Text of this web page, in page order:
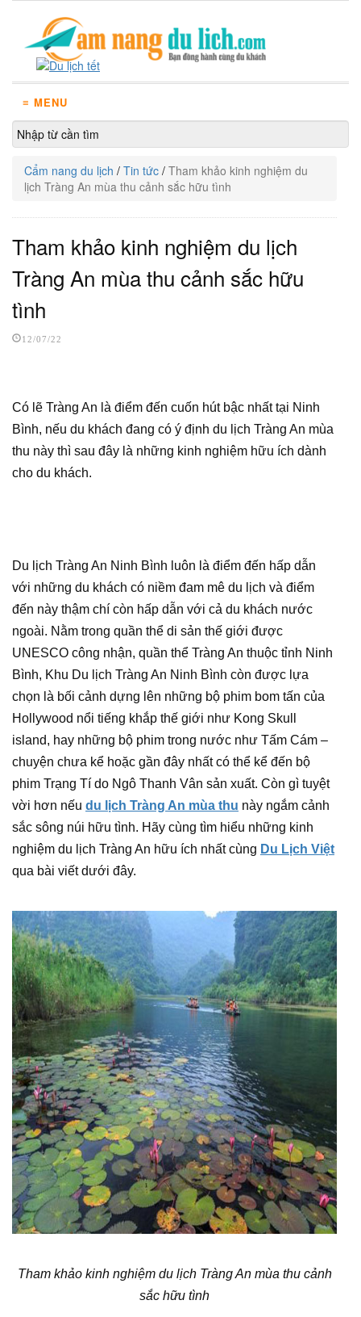
≡ MENU
Cẩm nang du lịch / Tin tức / Tham khảo kinh nghiệm du
lịch Tràng An mùa thu cảnh sắc hữu tình
Tham khảo kinh nghiệm du lịch
Tràng An mùa thu cảnh sắc hữu
tình
12/07/22
Có lẽ Tràng An là điểm đến cuốn hút bậc nhất tại Ninh
Bình, nếu du khách đang có ý định du lịch Tràng An mùa
thu này thì sau đây là những kinh nghiệm hữu ích dành
cho du khách.
Du lịch Tràng An Ninh Bình luôn là điểm đến hấp dẫn
với những du khách có niềm đam mê du lịch và điểm
đến này thậm chí còn hấp dẫn với cả du khách nước
ngoài. Nằm trong quần thể di sản thế giới được
UNESCO công nhận, quần thể Tràng An thuộc tỉnh Ninh
Bình, Khu Du lịch Tràng An Ninh Bình còn được lựa
chọn là bối cảnh dựng lên những bộ phim bom tấn của
Hollywood nổi tiếng khắp thế giới như Kong Skull
island, hay những bộ phim trong nước như Tấm Cám –
chuyện chưa kể hoặc gần đây nhất có thể kể đến bộ
phim Trạng Tí do Ngô Thanh Vân sản xuất. Còn gì tuyệt
vời hơn nếu du lịch Tràng An mùa thu này ngắm cảnh
sắc sông núi hữu tình. Hãy cùng tìm hiểu những kinh
nghiệm du lịch Tràng An hữu ích nhất cùng Du Lịch Việt
qua bài viết dưới đây.
Tham khảo kinh nghiệm du lịch Tràng An mùa thu cảnh
sắc hữu tình